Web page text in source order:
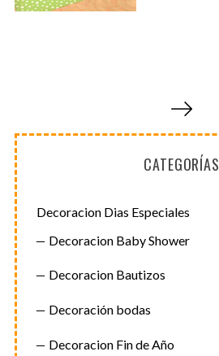
g
i
n
a
c
i
ó
n
d
e
CATEGORÍAS
Decoracion Dias Especiales
Decoracion Baby Shower
Decoracion Bautizos
Decoración bodas
Decoracion Fin de Año